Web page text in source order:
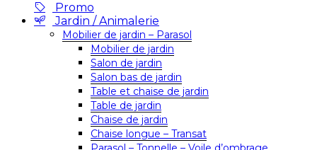
Promo
Jardin / Animalerie
Mobilier de jardin – Parasol
Mobilier de jardin
Salon de jardin
Salon bas de jardin
Table et chaise de jardin
Table de jardin
Chaise de jardin
Chaise longue – Transat